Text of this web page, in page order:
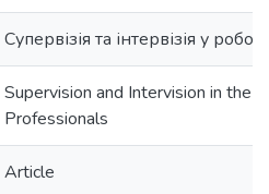
Супервізія та інтервізія у
Supervision and Intervision in the
Professionals
Article